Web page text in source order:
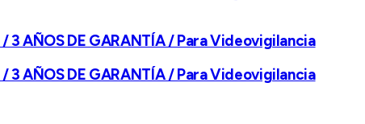
/ 3 AÑOS DE GARANTÍA / Para Videovigilancia
/ 3 AÑOS DE GARANTÍA / Para Videovigilancia